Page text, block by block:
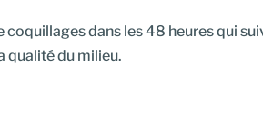
coquillages dans les 48 heures qui
qualité du milieu.